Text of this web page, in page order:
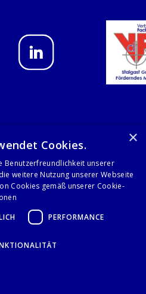
×
Cookies.
Benutzerfreundlichkeit unserer
weitere Nutzung unserer Webseite
Cookies gemäß unserer Cookie-
PERFORMANCE